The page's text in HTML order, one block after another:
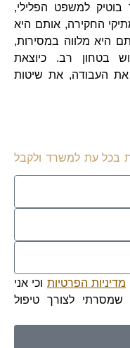
למשפט הפלילי,
בעד עצמה – מעל ל 90% מתיקי החקירה, אותם היא
היא מלווה במסירות,
בטחון רב. כיוצאת
את העבודה, את שיטות
בכל עת למשרד ולקבל
מדיניות הפרטיות וכי אני
לצורך טיפול